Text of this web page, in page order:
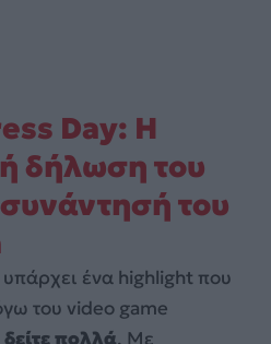
Day: Η
δήλωση του
του
ένα highlight που
του video game
πολλά. Με